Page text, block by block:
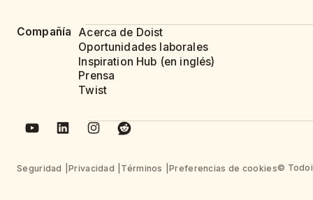
Compañía
Acerca de Doist
Oportunidades laborales
Inspiration Hub (en inglés)
Prensa
Twist
Seguridad Privacidad Términos Preferencias de cookies©